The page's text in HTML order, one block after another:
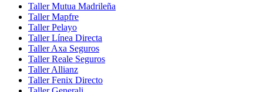
Taller Mutua Madrileña
Taller Mapfre
Taller Pelayo
Taller Línea Directa
Taller Axa Seguros
Taller Reale Seguros
Taller Allianz
Taller Fenix Directo